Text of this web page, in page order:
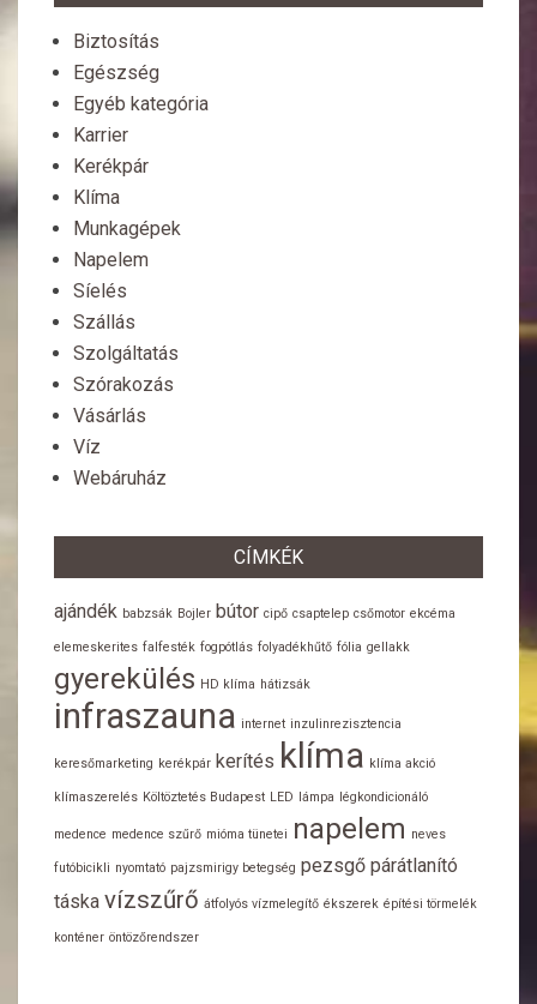
Biztosítás
Egészség
Egyéb kategória
Karrier
Kerékpár
Klíma
Munkagépek
Napelem
Síelés
Szállás
Szolgáltatás
Szórakozás
Vásárlás
Víz
Webáruház
CÍMKÉK
ajándék babzsák Bojler bútor cipő csaptelep csőmotor ekcéma
elemeskerites falfesték fogpótlás folyadékhűtő fólia gellakk
gyerekülés HD klíma hátizsák
infraszauna internet inzulinrezisztencia
keresőmarketing kerékpár kerítés klíma klíma akció
klímaszerelés Költöztetés Budapest LED lámpa légkondicionáló
medence medence szűrő mióma tünetei napelem neves
futóbicikli nyomtató pajzsmirigy betegség pezsgő párátlanító
táska vízszűrő átfolyós vízmelegítő ékszerek építési törmelék
konténer öntözőrendszer